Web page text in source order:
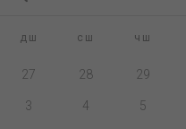
дш сш чш
27 28 29
3 4 5